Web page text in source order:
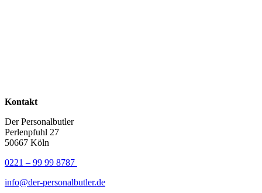
Kontakt
Der Personalbutler
Perlenpfuhl 27
50667 Köln
0221 – 99 99 8787
info@der-personalbutler.de